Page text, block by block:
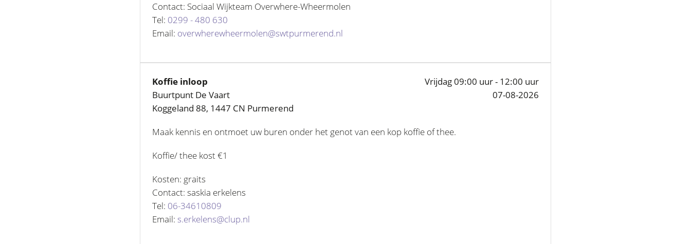
Contact: Sociaal Wijkteam Overwhere-Wheermolen
Tel: 0299 - 480 630
Email: overwherewheermolen@swtpurmerend.nl
Koffie inloop
Buurtpunt De Vaart
Koggeland 88, 1447 CN Purmerend
Vrijdag 09:00 uur - 12:00 uur
07-08-2026
Maak kennis en ontmoet uw buren onder het genot van een kop koffie of thee.
Koffie/ thee kost €1
Kosten: graits
Contact: saskia erkelens
Tel: 06-34610809
Email: s.erkelens@clup.nl